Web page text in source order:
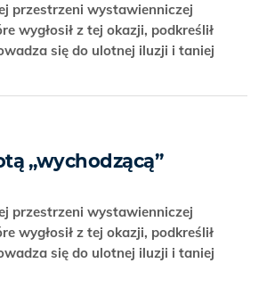
przestrzeni wystawienniczej
wygłosił z tej okazji, podkreślił
się do ulotnej iluzji i taniej
„wychodzącą”
przestrzeni wystawienniczej
wygłosił z tej okazji, podkreślił
się do ulotnej iluzji i taniej